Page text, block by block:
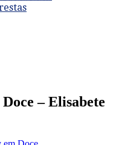
– Elisabete